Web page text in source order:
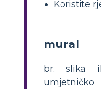
Koristite
mural
br. slika